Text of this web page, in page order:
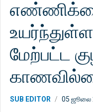
மேற்பட்ட
SUB EDITOR 05 ஜூலை